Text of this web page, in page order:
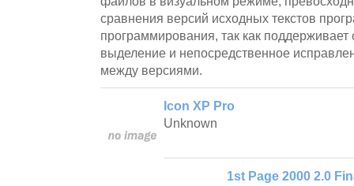
сравнения версий исходных текстов
программирования, так как поддерживает
выделение и непосредственное
между версиями.
Icon XP Pro
Unknown
1st Page 2000 2.0